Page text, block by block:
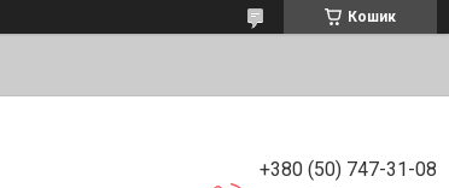
Кошик
+380 (50) 747-31-08